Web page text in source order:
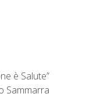
è Salute”
Sammarra